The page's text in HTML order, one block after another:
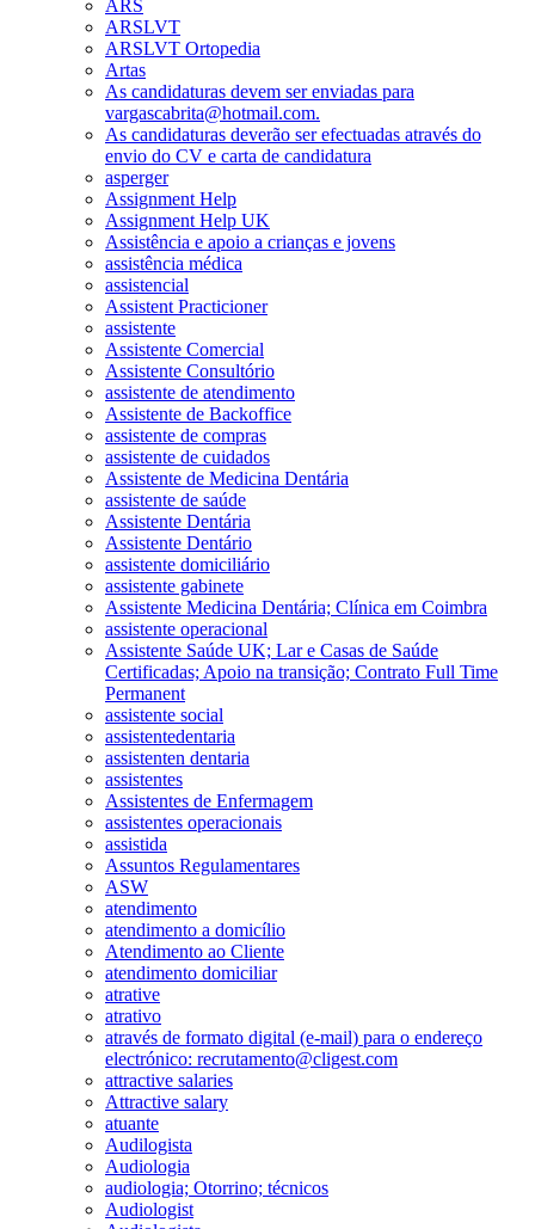
ARS
ARSLVT
ARSLVT Ortopedia
Artas
As candidaturas devem ser enviadas para
vargascabrita@hotmail.com.
As candidaturas deverão ser efectuadas através do
envio do CV e carta de candidatura
asperger
Assignment Help
Assignment Help UK
Assistência e apoio a crianças e jovens
assistência médica
assistencial
Assistent Practicioner
assistente
Assistente Comercial
Assistente Consultório
assistente de atendimento
Assistente de Backoffice
assistente de compras
assistente de cuidados
Assistente de Medicina Dentária
assistente de saúde
Assistente Dentária
Assistente Dentário
assistente domiciliário
assistente gabinete
Assistente Medicina Dentária; Clínica em Coimbra
assistente operacional
Assistente Saúde UK; Lar e Casas de Saúde
Certificadas; Apoio na transição; Contrato Full Time
Permanent
assistente social
assistentedentaria
assistenten dentaria
assistentes
Assistentes de Enfermagem
assistentes operacionais
assistida
Assuntos Regulamentares
ASW
atendimento
atendimento a domicílio
Atendimento ao Cliente
atendimento domiciliar
atrative
atrativo
através de formato digital (e-mail) para o endereço
electrónico: recrutamento@cligest.com
attractive salaries
Attractive salary
atuante
Audilogista
Audiologia
audiologia; Otorrino; técnicos
Audiologist